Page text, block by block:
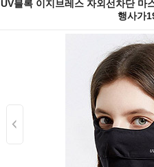
UV블록 이지브레스 자외선차단 마
행사가